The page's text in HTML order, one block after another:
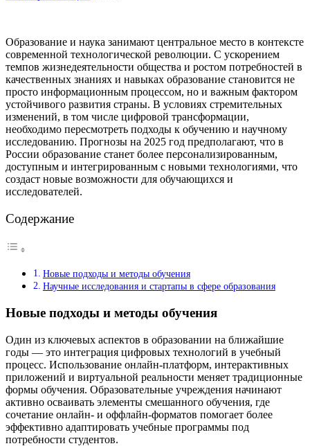
Образование и наука занимают центральное место в контексте
современной технологической революции. С ускорением
темпов жизнедеятельности общества и ростом потребностей в
качественных знаниях и навыках образование становится не
просто информационным процессом, но и важным фактором
устойчивого развития страны. В условиях стремительных
изменений, в том числе цифровой трансформации,
необходимо пересмотреть подходы к обучению и научному
исследованию. Прогнозы на 2025 год предполагают, что в
России образование станет более персонализированным,
доступным и интегрированным с новыми технологиями, что
создаст новые возможности для обучающихся и
исследователей.
Содержание
Новые подходы и методы обучения
Научные исследования и стартапы в сфере образования
Новые подходы и методы обучения
Один из ключевых аспектов в образовании на ближайшие
годы — это интеграция цифровых технологий в учебный
процесс. Использование онлайн-платформ, интерактивных
приложений и виртуальной реальности меняет традиционные
формы обучения. Образовательные учреждения начинают
активно осваивать элементы смешанного обучения, где
сочетание онлайн- и оффлайн-форматов помогает более
эффективно адаптировать учебные программы под
потребности студентов.